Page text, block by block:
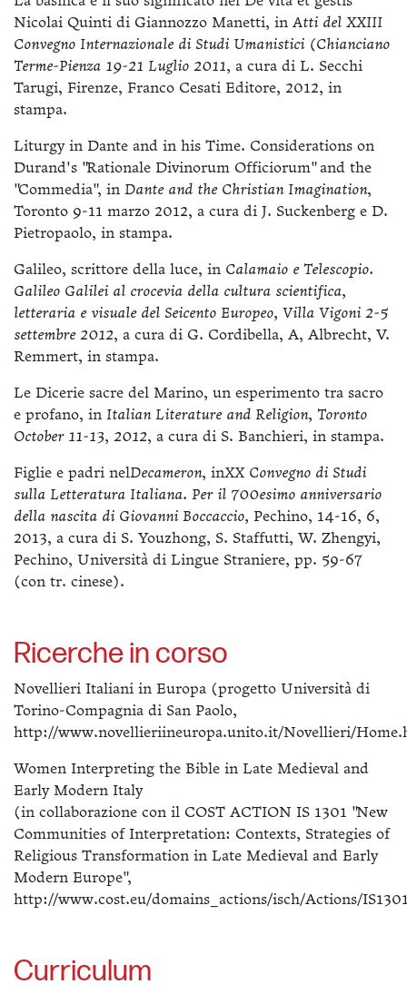
Nicolai Quinti di Giannozzo Manetti, in Atti del XXIII
Convegno Internazionale di Studi Umanistici (Chianciano
Terme-Pienza 19-21 Luglio 2011, a cura di L. Secchi
Tarugi, Firenze, Franco Cesati Editore, 2012, in
stampa.
Liturgy in Dante and in his Time. Considerations on
Durand's "Rationale Divinorum Officiorum" and the
"Commedia", in Dante and the Christian Imagination,
Toronto 9-11 marzo 2012, a cura di J. Suckenberg e D.
Pietropaolo, in stampa.
Galileo, scrittore della luce, in Calamaio e Telescopio.
Galileo Galilei al crocevia della cultura scientifica,
letteraria e visuale del Seicento Europeo, Villa Vigoni 2-5
settembre 2012, a cura di G. Cordibella, A, Albrecht, V.
Remmert, in stampa.
Le Dicerie sacre del Marino, un esperimento tra sacro
e profano, in Italian Literature and Religion, Toronto
October 11-13, 2012, a cura di S. Banchieri, in stampa.
Figlie e padri nelDecameron, inXX Convegno di Studi
sulla Letteratura Italiana. Per il 700esimo anniversario
della nascita di Giovanni Boccaccio, Pechino, 14-16, 6,
2013, a cura di S. Youzhong, S. Staffutti, W. Zhengyi,
Pechino, Università di Lingue Straniere, pp. 59-67
(con tr. cinese).
Ricerche in corso
Novellieri Italiani in Europa (progetto Università di
Torino-Compagnia di San Paolo,
http://www.novellieriineuropa.unito.it/Novellieri/
Women Interpreting the Bible in Late Medieval and
Early Modern Italy
(in collaborazione con il COST ACTION IS 1301 "New
Communities of Interpretation: Contexts, Strategies of
Religious Transformation in Late Medieval and Early
Modern Europe",
http://www.cost.eu/domains_actions/isch/Actions/
Curriculum